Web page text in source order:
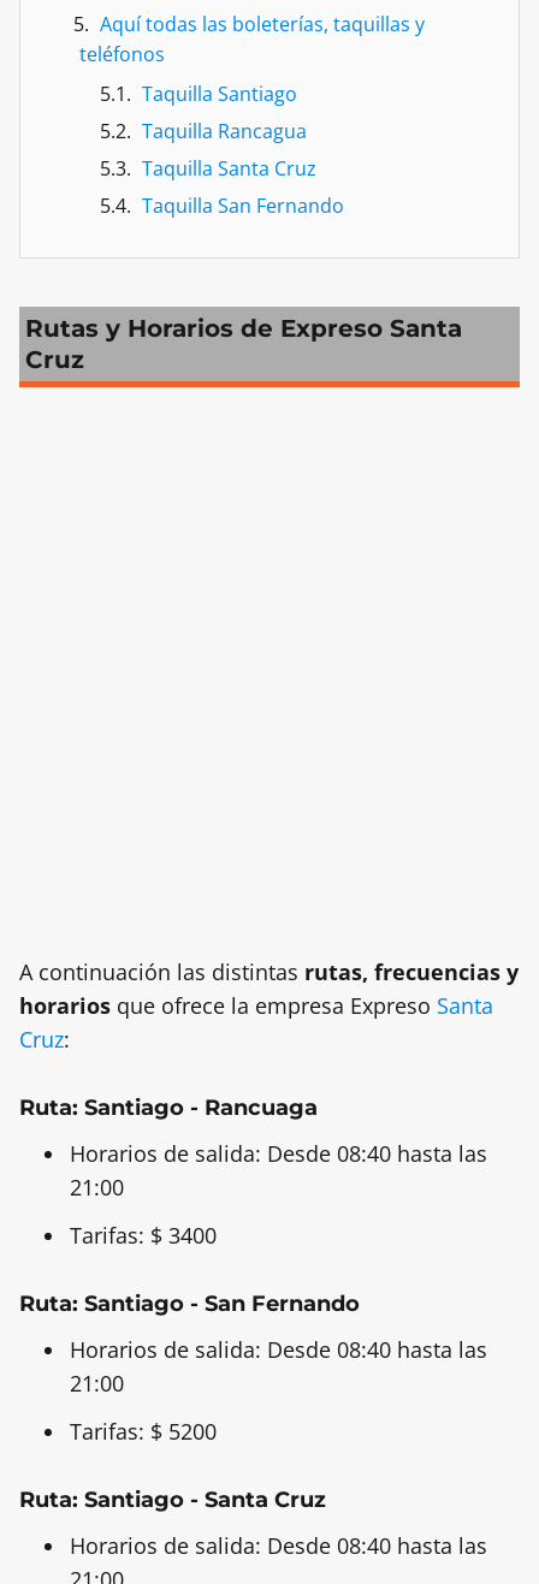
Aquí todas las boleterías, taquillas y
teléfonos
Taquilla Santiago
Taquilla Rancagua
Taquilla Santa Cruz
Taquilla San Fernando
Rutas y Horarios de Expreso Santa
Cruz
A continuación las distintas rutas, frecuencias y
horarios que ofrece la empresa Expreso Santa
Cruz:
Ruta: Santiago - Rancuaga
Horarios de salida: Desde 08:40 hasta las
21:00
Tarifas: $ 3400
Ruta: Santiago - San Fernando
Horarios de salida: Desde 08:40 hasta las
21:00
Tarifas: $ 5200
Ruta: Santiago - Santa Cruz
Horarios de salida: Desde 08:40 hasta las